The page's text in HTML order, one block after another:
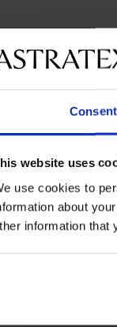
Consent
website uses
use cookies to
about
information that